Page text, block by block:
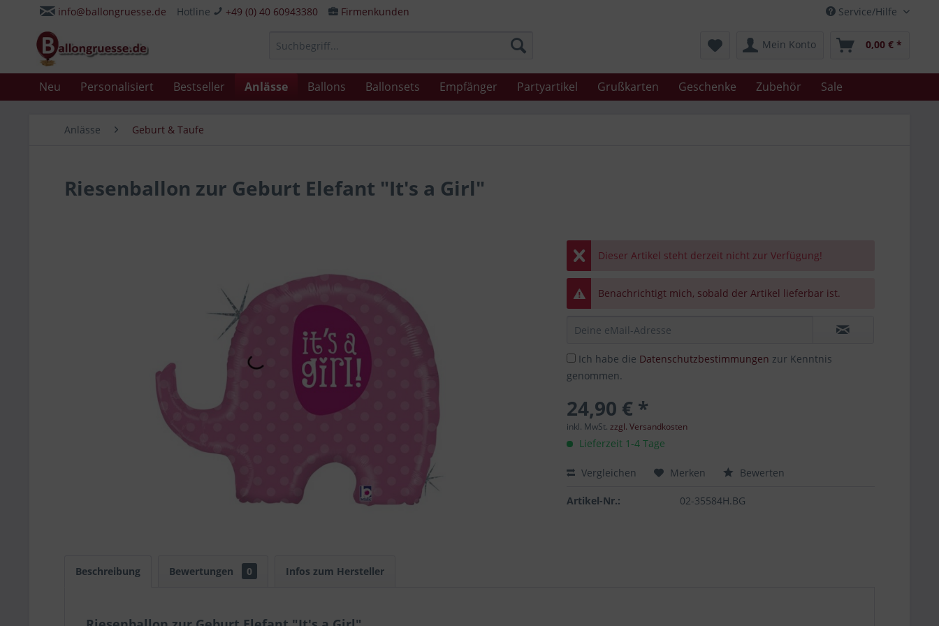
Service/Hilfe
info@ballongruesse.de Hotline +49 (0) 40 60943380 Firmenkunden
Mein Konto 0,00 € *
Neu Personalisiert Bestseller Anlässe Ballons Ballonsets Empfänger Partyartikel Grußkarten Geschenke Zubehör Sale
Anlässe Geburt & Taufe
Riesenballon zur Geburt Elefant "It's a Girl"
Dieser Artikel steht derzeit nicht zur Verfügung!
Benachrichtigt mich, sobald der Artikel lieferbar ist.
Ich habe die Datenschutzbestimmungen zur Kenntnis
genommen.
24,90 € *
inkl. MwSt.zzgl. Versandkosten
Lieferzeit 1-4 Tage
Vergleichen Merken Bewerten
Artikel-Nr.: 02-35584H.BG
Beschreibung Bewertungen 0 Infos zum Hersteller